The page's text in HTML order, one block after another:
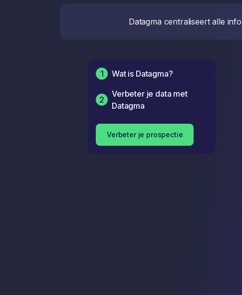
Datagma centraliseert alle
1 Wat is Datagma?
2
Verbeter je data met
Datagma
Verbeter je prospectie